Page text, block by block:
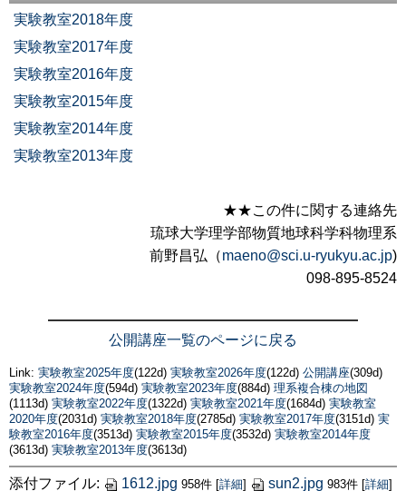
実験教室2018年度
実験教室2017年度
実験教室2016年度
実験教室2015年度
実験教室2014年度
実験教室2013年度
★★この件に関する連絡先
琉球大学理学部物質地球科学科物理系
前野昌弘（maeno@sci.u-ryukyu.ac.jp)
098-895-8524
公開講座一覧のページに戻る
Link: 実験教室2025年度(122d) 実験教室2026年度(122d) 公開講座(309d)
実験教室2024年度(594d) 実験教室2023年度(884d) 理系複合棟の地図
(1113d) 実験教室2022年度(1322d) 実験教室2021年度(1684d) 実験教室
2020年度(2031d) 実験教室2018年度(2785d) 実験教室2017年度(3151d) 実
験教室2016年度(3513d) 実験教室2015年度(3532d) 実験教室2014年度
(3613d) 実験教室2013年度(3613d)
添付ファイル: 1612.jpg 958件 [詳細] sun2.jpg 983件 [詳細]